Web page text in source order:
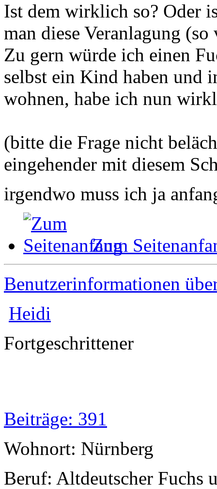
Ist dem wirklich so? Oder
man diese Veranlagung
Zu gern würde ich einen
selbst ein Kind haben und
wohnen, habe ich nun
(bitte die Frage nicht
eingehender mit diesem
irgendwo muss ich ja
Zum
Benutzerinformationen
Heidi
Fortgeschrittener
Beiträge: 391
Wohnort: Nürnberg
Beruf: Altdeutscher Fuchs